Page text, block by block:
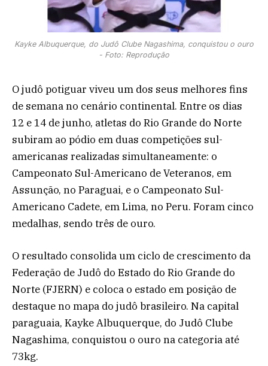
Kayke Albuquerque, do Judô Clube Nagashima, conquistou o ouro
- Foto: Reprodução
O judô potiguar viveu um dos seus melhores fins
de semana no cenário continental. Entre os dias
12 e 14 de junho, atletas do Rio Grande do Norte
subiram ao pódio em duas competições sul-
americanas realizadas simultaneamente: o
Campeonato Sul-Americano de Veteranos, em
Assunção, no Paraguai, e o Campeonato Sul-
Americano Cadete, em Lima, no Peru. Foram cinco
medalhas, sendo três de ouro.
O resultado consolida um ciclo de crescimento da
Federação de Judô do Estado do Rio Grande do
Norte (FJERN) e coloca o estado em posição de
destaque no mapa do judô brasileiro. Na capital
paraguaia, Kayke Albuquerque, do Judô Clube
Nagashima, conquistou o ouro na categoria até
73kg.